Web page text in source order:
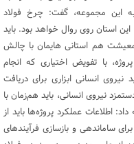
این مجموعه، گفت: چرخ فولاد
استان روی روال خواهد بود. باید
هم استانی هایمان با چالش
با تفویض اختیاری که انجام
انسانی ابزاری برای دریافت
نیروی انسانی، باید هم‌زمان با
اطلاعات عملکرد پروژه‌ها باید از
ساماندهی و بازسازی فرآیند‌های